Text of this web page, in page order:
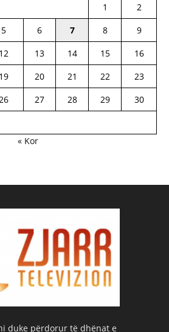
1
2
5 6 7 8
9
12 13 14 15
16
19 20 21 22
23
27 28 29
30
« Kor
duke përdorur të dhënat e